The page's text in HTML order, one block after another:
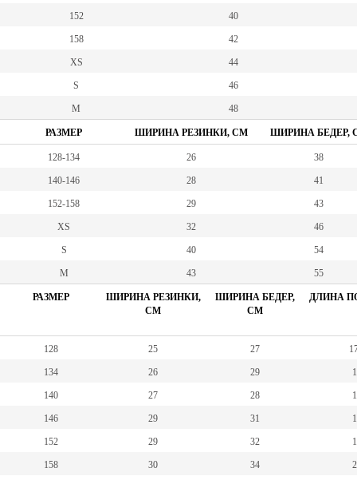
152 40
158 42
XS 44
S 46
M 48
РАЗМЕР ШИРИНА РЕЗИНКИ, СМ ШИРИНА БЕДЕР,
128-134 26 38
140-146 28 41
152-158 29 43
XS 32 46
S 40 54
M 43 55
РАЗМЕР
ШИРИНА РЕЗИНКИ,
СМ
ШИРИНА БЕДЕР,
СМ
ДЛИНА
128 25 27
134 26 29
140 27 28
146 29 31
152 29 32
158 30 34